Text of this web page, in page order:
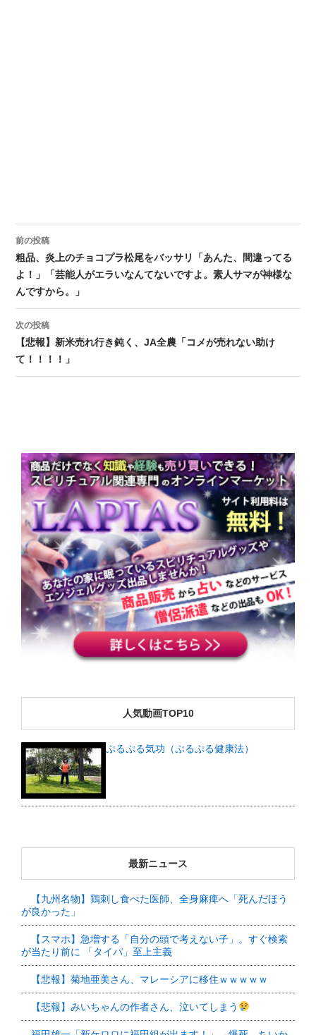
投稿ナビゲーション
前の投稿
粗品、炎上のチョコプラ松尾をバッサリ「あんた、間違ってる
よ！」「芸能人がエラいなんてないですよ。素人サマが神様な
んですから。」
次の投稿
【悲報】新米売れ行き鈍く、JA全農「コメが売れない助け
て！！！！」
人気動画TOP10
ぷるぷる気功（ぷるぷる健康法）
最新ニュース
【九州名物】鶏刺し食べた医師、全身麻痺へ「死んだほう
が良かった」
【スマホ】急増する「自分の頭で考えない子」。すぐ検索
が当たり前に 「タイパ」至上主義
【悲報】菊地亜美さん、マレーシアに移住ｗｗｗｗｗ
【悲報】みいちゃんの作者さん、泣いてしまう